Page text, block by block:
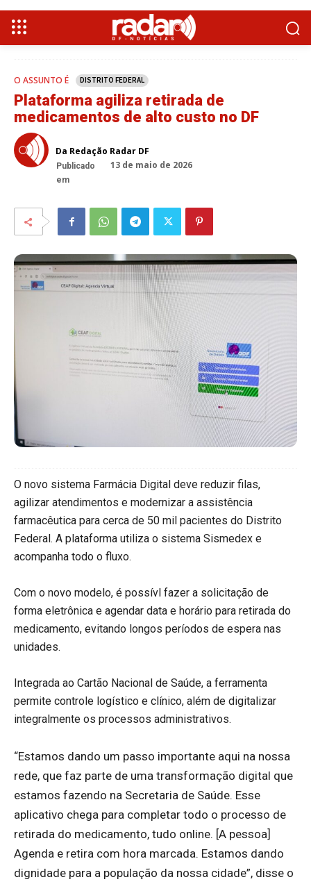
O ASSUNTO É DISTRITO FEDERAL
Plataforma agiliza retirada de
medicamentos de alto custo no DF
Da Redação Radar DF
Publicado
em
13 de maio de 2026
O novo sistema Farmácia Digital deve reduzir filas,
agilizar atendimentos e modernizar a assistência
farmacêutica para cerca de 50 mil pacientes do Distrito
Federal. A plataforma utiliza o sistema Sismedex e
acompanha todo o fluxo.
Com o novo modelo, é possívl fazer a solicitação de
forma eletrônica e agendar data e horário para retirada do
medicamento, evitando longos períodos de espera nas
unidades.
Integrada ao Cartão Nacional de Saúde, a ferramenta
permite controle logístico e clínico, além de digitalizar
integralmente os processos administrativos.
“Estamos dando um passo importante aqui na nossa
rede, que faz parte de uma transformação digital que
estamos fazendo na Secretaria de Saúde. Esse
aplicativo chega para completar todo o processo de
retirada do medicamento, tudo online. [A pessoa]
Agenda e retira com hora marcada. Estamos dando
dignidade para a população da nossa cidade”, disse o